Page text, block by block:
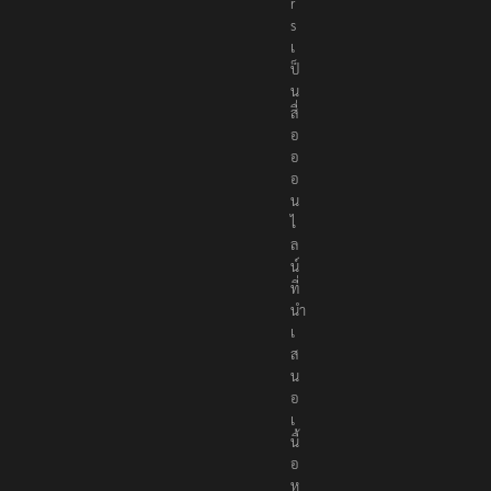
r
s
เ
ป็
น
สื่
อ
อ
อ
น
ไ
ล
น์
ที่
นำ
เ
ส
น
อ
เ
นื้
อ